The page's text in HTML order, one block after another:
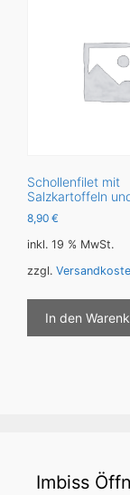
Schollenfilet mit
Salzkartoffeln
8,90 €
inkl. 19 % MwSt.
zzgl.
In den
Imbiss